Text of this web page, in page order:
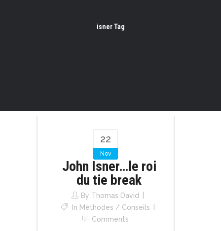
isner Tag
22
Nov
John Isner…le roi
du tie break
By Thomas David
In Méthodes / Conseils
Comments